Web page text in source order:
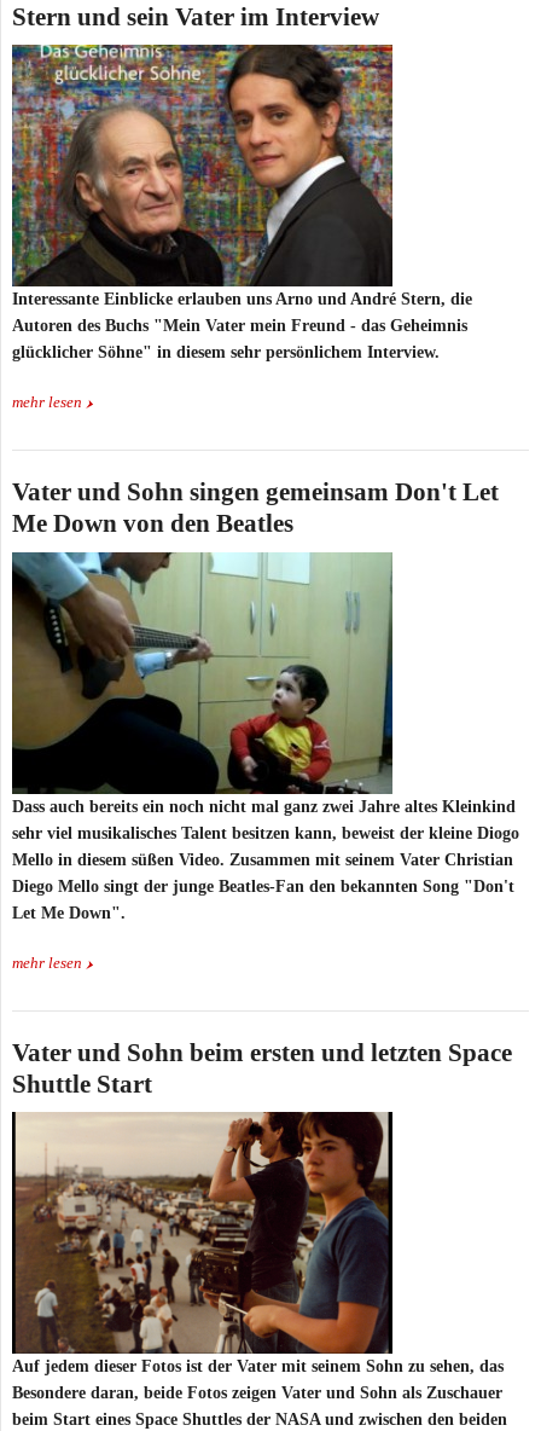
Stern und sein Vater im Interview
Interessante Einblicke erlauben uns Arno und André Stern, die
Autoren des Buchs "Mein Vater mein Freund - das Geheimnis
glücklicher Söhne" in diesem sehr persönlichem Interview.
mehr lesen
Vater und Sohn singen gemeinsam Don't Let
Me Down von den Beatles
Dass auch bereits ein noch nicht mal ganz zwei Jahre altes Kleinkind
sehr viel musikalisches Talent besitzen kann, beweist der kleine Diogo
Mello in diesem süßen Video. Zusammen mit seinem Vater Christian
Diego Mello singt der junge Beatles-Fan den bekannten Song "Don't
Let Me Down".
mehr lesen
Vater und Sohn beim ersten und letzten Space
Shuttle Start
Auf jedem dieser Fotos ist der Vater mit seinem Sohn zu sehen, das
Besondere daran, beide Fotos zeigen Vater und Sohn als Zuschauer
beim Start eines Space Shuttles der NASA und zwischen den beiden